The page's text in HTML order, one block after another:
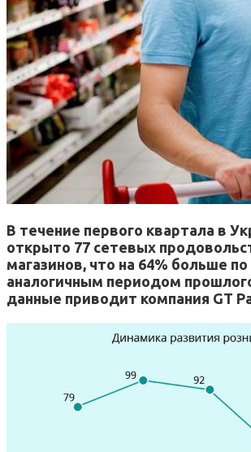
В течение первого квартала в
открыто 77 сетевых
магазинов, что на 64% больше
аналогичным периодом
данные приводит компания GT